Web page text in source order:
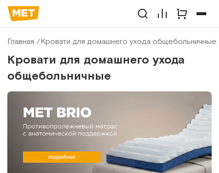
Главная Кровати для домашнего ухода общебольничные
Кровати для домашнего ухода
общебольничные